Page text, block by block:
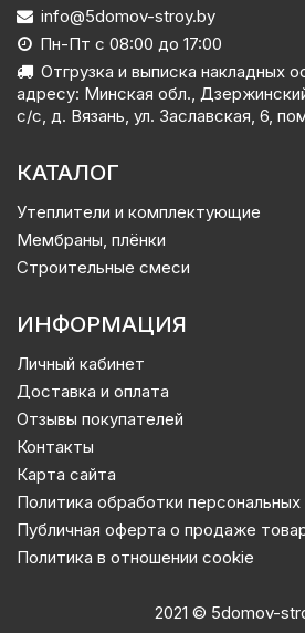
info@5domov-stroy.by
Пн-Пт с 08:00 до 17:00
Отгрузка и выписка накладных
адресу: Минская обл.,
с/с, д. Вязань, ул. Заславская, 6,
КАТАЛОГ
Утеплители и комплектующие
Мембраны, плёнки
Строительные смеси
ИНФОРМАЦИЯ
Личный кабинет
Доставка и оплата
Отзывы покупателей
Контакты
Карта сайта
Политика обработки
Публичная оферта о продаже
Политика в отношении cookie
2021 © 5domov-